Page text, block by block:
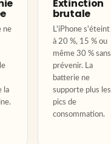
ne
la
Extinction
brutale
L'iPhone s'éteint
à 20 %, 15 % ou
même 30 % sans
prévenir. La
batterie ne
supporte plus les
pics de
consommation.